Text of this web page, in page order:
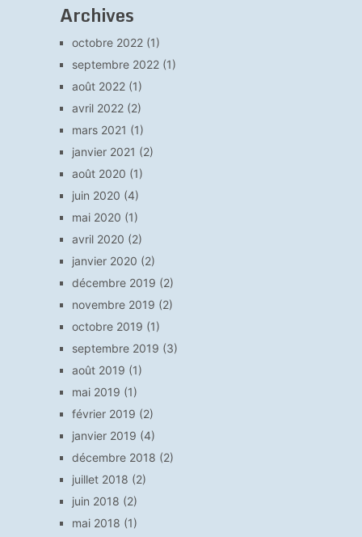
Archives
octobre 2022(1)
septembre 2022(1)
août 2022(1)
avril 2022(2)
mars 2021 (1)
janvier 2021 (2)
août 2020 (1)
juin 2020 (4)
mai 2020 (1)
avril 2020 (2)
janvier 2020 (2)
décembre 2019 (2)
novembre 2019 (2)
octobre 2019 (1)
septembre 2019 (3)
août 2019 (1)
mai 2019 (1)
février 2019 (2)
janvier 2019 (4)
décembre 2018 (2)
juillet 2018 (2)
juin 2018 (2)
mai 2018 (1)